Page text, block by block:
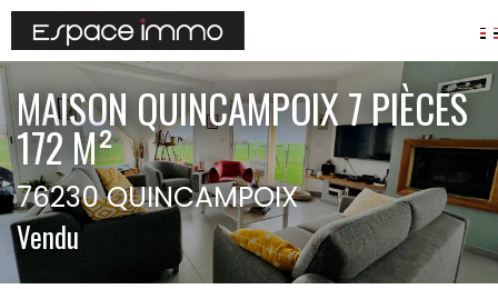
AGENCES
ANNONCES
VIAGER
IMMOBILIER D'ENTREPRISE
Locaux commerciaux
Bureaux
MAISON QUINCAMPOIX 7 PIÈCES
172 M²
76230 QUINCAMPOIX
Vendu